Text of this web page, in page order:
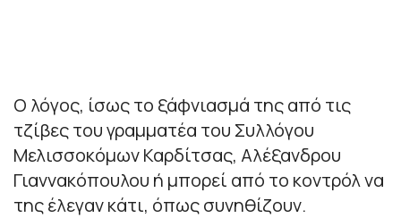
Ο λόγος, ίσως το ξάφνιασμά της από τις
τζίβες του γραμματέα του Συλλόγου
Μελισσοκόμων Καρδίτσας, Αλέξανδρου
Γιαννακόπουλου ή μπορεί από το κοντρόλ να
της έλεγαν κάτι, όπως συνηθίζουν.